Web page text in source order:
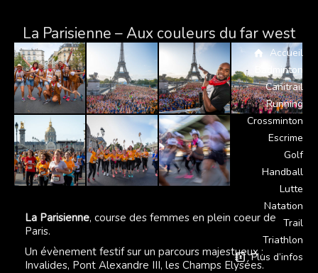
Accueil
Badminton
Canitrail
Running
Crossminton
Escrime
Golf
Handball
Lutte
Natation
Trail
Triathlon
Plus d’infos
La Parisienne – Aux couleurs du far west
La Parisienne, course des femmes en plein coeur de
Paris.
Un évènement festif sur un parcours majestueux :
Invalides, Pont Alexandre III, les Champs Elysées.